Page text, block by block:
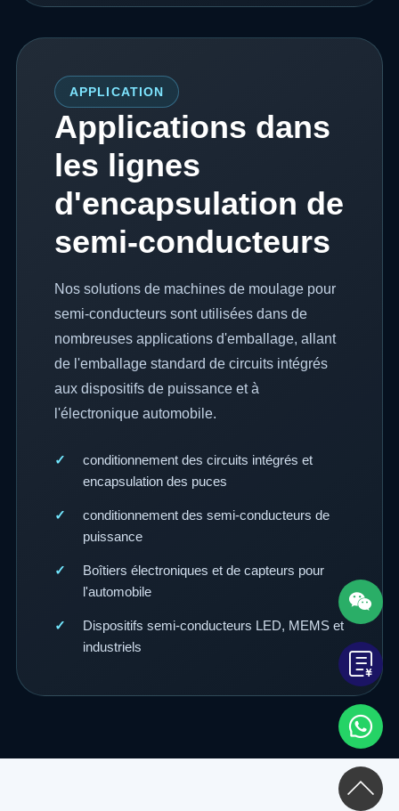
APPLICATION
Applications dans
les lignes
d'encapsulation de
semi-conducteurs
Nos solutions de machines de moulage pour
semi-conducteurs sont utilisées dans de
nombreuses applications d'emballage, allant
de l'emballage standard de circuits intégrés
aux dispositifs de puissance et à
l'électronique automobile.
conditionnement des circuits intégrés et
encapsulation des puces
conditionnement des semi-conducteurs de
puissance
Boîtiers électroniques et de capteurs pour
l'automobile
Dispositifs semi-conducteurs LED, MEMS et
industriels